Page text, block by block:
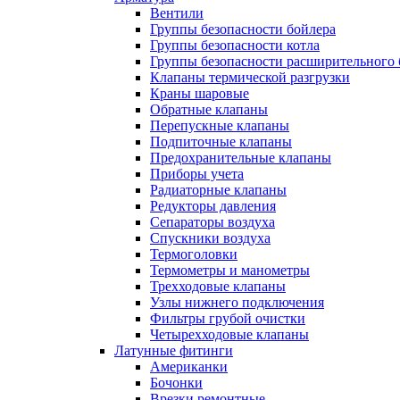
Вентили
Группы безопасности бойлера
Группы безопасности котла
Группы безопасности расширительного
Клапаны термической разгрузки
Краны шаровые
Обратные клапаны
Перепускные клапаны
Подпиточные клапаны
Предохранительные клапаны
Приборы учета
Радиаторные клапаны
Редукторы давления
Сепараторы воздуха
Спускники воздуха
Термоголовки
Термометры и манометры
Трехходовые клапаны
Узлы нижнего подключения
Фильтры грубой очистки
Четырехходовые клапаны
Латунные фитинги
Американки
Бочонки